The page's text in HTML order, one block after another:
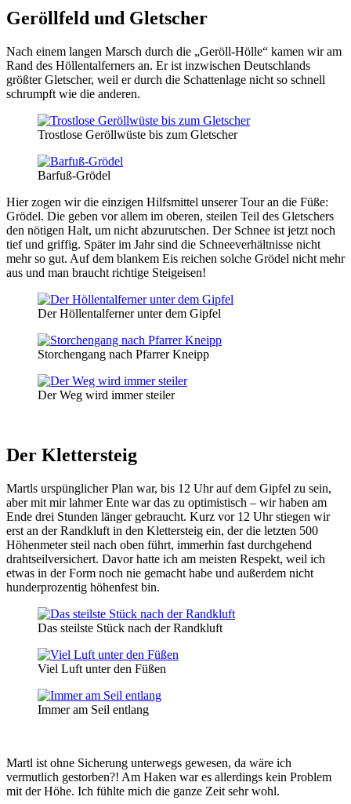
Geröllfeld und Gletscher
Nach einem langen Marsch durch die „Geröll-Hölle“ kamen wir am
Rand des Höllentalferners an. Er ist inzwischen Deutschlands
größter Gletscher, weil er durch die Schattenlage nicht so schnell
schrumpft wie die anderen.
Trostlose Geröllwüste bis zum Gletscher
Barfuß-Grödel
Hier zogen wir die einzigen Hilfsmittel unserer Tour an die Füße:
Grödel. Die geben vor allem im oberen, steilen Teil des Gletschers
den nötigen Halt, um nicht abzurutschen. Der Schnee ist jetzt noch
tief und griffig. Später im Jahr sind die Schneeverhältnisse nicht
mehr so gut. Auf dem blankem Eis reichen solche Grödel nicht mehr
aus und man braucht richtige Steigeisen!
Der Höllentalferner unter dem Gipfel
Storchengang nach Pfarrer Kneipp
Der Weg wird immer steiler
Der Klettersteig
Martls urspünglicher Plan war, bis 12 Uhr auf dem Gipfel zu sein,
aber mit mir lahmer Ente war das zu optimistisch – wir haben am
Ende drei Stunden länger gebraucht. Kurz vor 12 Uhr stiegen wir
erst an der Randkluft in den Klettersteig ein, der die letzten 500
Höhenmeter steil nach oben führt, immerhin fast durchgehend
drahtseilversichert. Davor hatte ich am meisten Respekt, weil ich
etwas in der Form noch nie gemacht habe und außerdem nicht
hunderprozentig höhenfest bin.
Das steilste Stück nach der Randkluft
Viel Luft unter den Füßen
Immer am Seil entlang
Martl ist ohne Sicherung unterwegs gewesen, da wäre ich
vermutlich gestorben?! Am Haken war es allerdings kein Problem
mit der Höhe. Ich fühlte mich die ganze Zeit sehr wohl.